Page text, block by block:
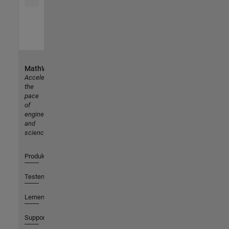
MathWorks
Accelerating
the
pace
of
engineering
and
science
Produkte
Testen oder Kaufen
Lernen
Support